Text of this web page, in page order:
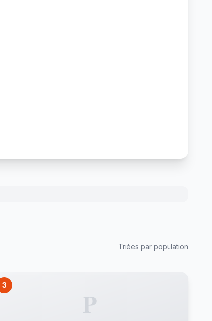
Triées par population
3
P